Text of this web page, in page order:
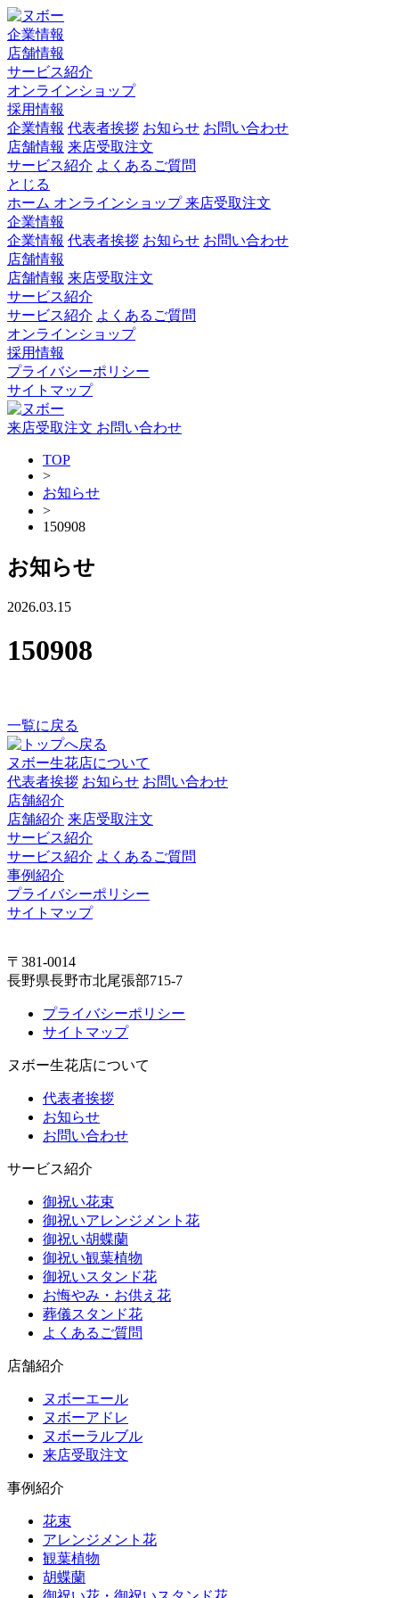
企業情報
店舗情報
サービス紹介
オンラインショップ
採用情報
企業情報 代表者挨拶 お知らせ お問い合わせ
店舗情報 来店受取注文
サービス紹介 よくあるご質問
とじる
ホーム オンラインショップ来店受取注文
企業情報
企業情報 代表者挨拶 お知らせ お問い合わせ
店舗情報
店舗情報 来店受取注文
サービス紹介
サービス紹介 よくあるご質問
オンラインショップ
採用情報
プライバシーポリシー
サイトマップ
来店受取注文 お問い合わせ
TOP
>
お知らせ
>
150908
お知らせ
2026.03.15
150908
一覧に戻る
ヌボー生花店について
代表者挨拶 お知らせ お問い合わせ
店舗紹介
店舗紹介 来店受取注文
サービス紹介
サービス紹介 よくあるご質問
事例紹介
プライバシーポリシー
サイトマップ
〒381-0014
長野県長野市北尾張部715-7
プライバシーポリシー
サイトマップ
ヌボー生花店について
代表者挨拶
お知らせ
お問い合わせ
サービス紹介
御祝い花束
御祝いアレンジメント花
御祝い胡蝶蘭
御祝い観葉植物
御祝いスタンド花
お悔やみ・お供え花
葬儀スタンド花
よくあるご質問
店舗紹介
ヌボーエール
ヌボーアドレ
ヌボーラルブル
来店受取注文
事例紹介
花束
アレンジメント花
観葉植物
胡蝶蘭